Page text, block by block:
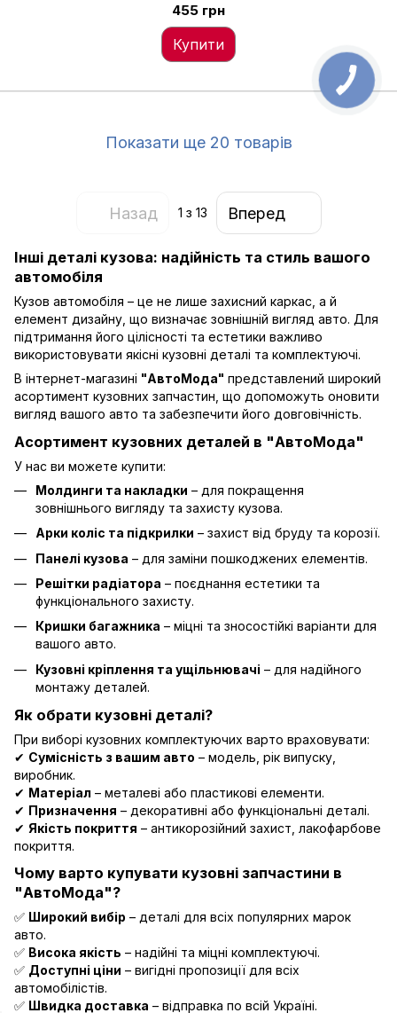
2014/Rapid 2012- 18P01321 VAG 6U0601151LMHB
455 грн
Купити
Показати ще 20 товарів
Назад 1 з 13 Вперед
Інші деталі кузова: надійність та стиль вашого
автомобіля
Кузов автомобіля – це не лише захисний каркас, а й
елемент дизайну, що визначає зовнішній вигляд авто. Для
підтримання його цілісності та естетики важливо
використовувати якісні кузовні деталі та комплектуючі.
В інтернет-магазині "АвтоМода" представлений широкий
асортимент кузовних запчастин, що допоможуть оновити
вигляд вашого авто та забезпечити його довговічність.
Асортимент кузовних деталей в "АвтоМода"
У нас ви можете купити:
Молдинги та накладки – для покращення
зовнішнього вигляду та захисту кузова.
Арки коліс та підкрилки – захист від бруду та корозії.
Панелі кузова – для заміни пошкоджених елементів.
Решітки радіатора – поєднання естетики та
функціонального захисту.
Кришки багажника – міцні та зносостійкі варіанти для
вашого авто.
Кузовні кріплення та ущільнювачі – для надійного
монтажу деталей.
Як обрати кузовні деталі?
При виборі кузовних комплектуючих варто враховувати:
✔ Сумісність з вашим авто – модель, рік випуску,
виробник.
✔ Матеріал – металеві або пластикові елементи.
✔ Призначення – декоративні або функціональні деталі.
✔ Якість покриття – антикорозійний захист, лакофарбове
покриття.
Чому варто купувати кузовні запчастини в
"АвтоМода"?
✅ Широкий вибір – деталі для всіх популярних марок
авто.
✅ Висока якість – надійні та міцні комплектуючі.
✅ Доступні ціни – вигідні пропозиції для всіх
автомобілістів.
✅ Швидка доставка – відправка по всій Україні.